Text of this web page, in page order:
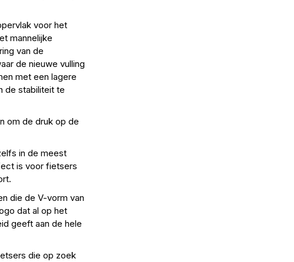
voor het
mannelijke
van de
de nieuwe vulling
met een lagere
de stabiliteit te
om de druk op de
in de meest
is voor fietsers
die de V-vorm van
dat al op het
geeft aan de hele
die op zoek